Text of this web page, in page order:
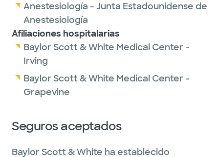
Anestesiología - Junta Estadounidense de
Anestesiología
Afiliaciones hospitalarias
Baylor Scott & White Medical Center -
Irving
Baylor Scott & White Medical Center -
Grapevine
Seguros aceptados
Baylor Scott & White ha establecido